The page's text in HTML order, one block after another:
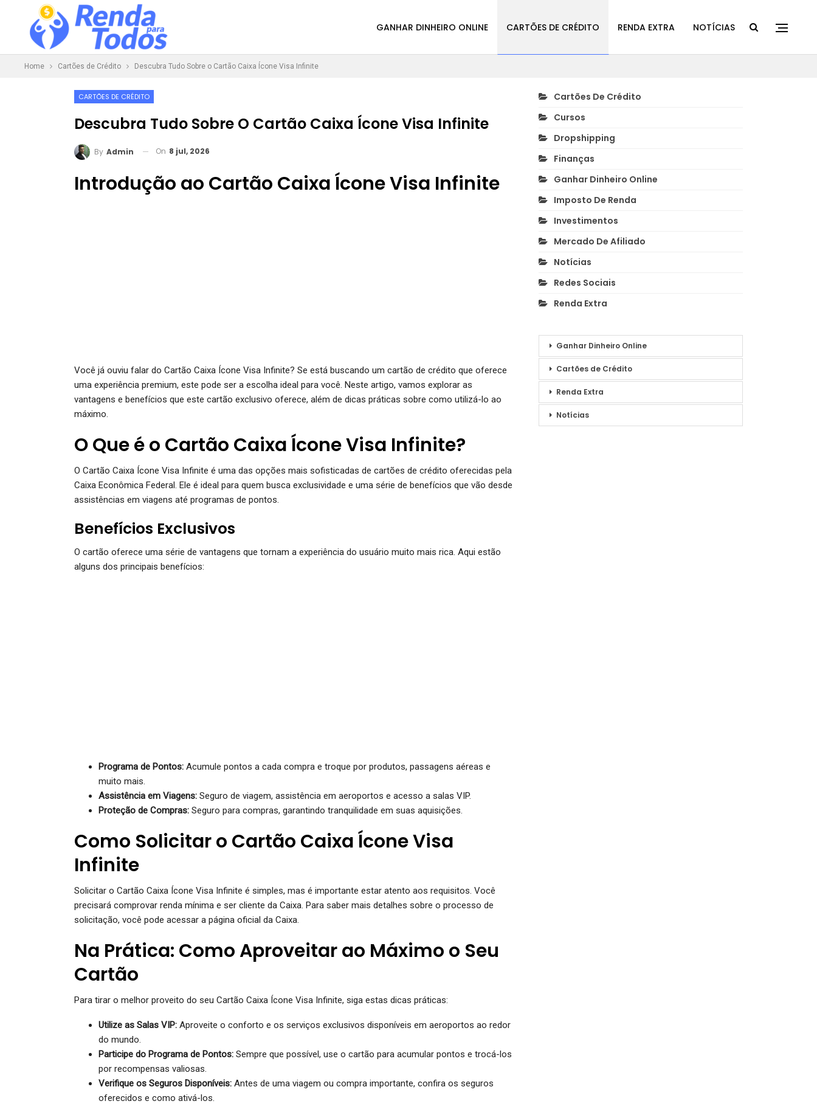
GANHAR DINHEIRO ONLINE CARTÕES DE CRÉDITO RENDA EXTRA NOTÍCIAS
Home Cartões de Crédito Descubra Tudo Sobre o Cartão Caixa Ícone Visa Infinite
CARTÕES DE CRÉDITO
Descubra Tudo Sobre O Cartão Caixa Ícone Visa Infinite
By Admin On 8 jul, 2026
Introdução ao Cartão Caixa Ícone Visa Infinite
Você já ouviu falar do Cartão Caixa Ícone Visa Infinite? Se está buscando um cartão de crédito que oferece
uma experiência premium, este pode ser a escolha ideal para você. Neste artigo, vamos explorar as
vantagens e benefícios que este cartão exclusivo oferece, além de dicas práticas sobre como utilizá-lo ao
máximo.
O Que é o Cartão Caixa Ícone Visa Infinite?
O Cartão Caixa Ícone Visa Infinite é uma das opções mais sofisticadas de cartões de crédito oferecidas pela
Caixa Econômica Federal. Ele é ideal para quem busca exclusividade e uma série de benefícios que vão desde
assistências em viagens até programas de pontos.
Benefícios Exclusivos
O cartão oferece uma série de vantagens que tornam a experiência do usuário muito mais rica. Aqui estão
alguns dos principais benefícios:
Programa de Pontos: Acumule pontos a cada compra e troque por produtos, passagens aéreas e
muito mais.
Assistência em Viagens: Seguro de viagem, assistência em aeroportos e acesso a salas VIP.
Proteção de Compras: Seguro para compras, garantindo tranquilidade em suas aquisições.
Como Solicitar o Cartão Caixa Ícone Visa
Infinite
Solicitar o Cartão Caixa Ícone Visa Infinite é simples, mas é importante estar atento aos requisitos. Você
precisará comprovar renda mínima e ser cliente da Caixa. Para saber mais detalhes sobre o processo de
solicitação, você pode acessar a página oficial da Caixa.
Na Prática: Como Aproveitar ao Máximo o Seu
Cartão
Para tirar o melhor proveito do seu Cartão Caixa Ícone Visa Infinite, siga estas dicas práticas:
Utilize as Salas VIP: Aproveite o conforto e os serviços exclusivos disponíveis em aeroportos ao redor
do mundo.
Participe do Programa de Pontos: Sempre que possível, use o cartão para acumular pontos e trocá-los
por recompensas valiosas.
Verifique os Seguros Disponíveis: Antes de uma viagem ou compra importante, confira os seguros
oferecidos e como ativá-los.
Cartões De Crédito
Cursos
Dropshipping
Finanças
Ganhar Dinheiro Online
Imposto De Renda
Investimentos
Mercado De Afiliado
Notícias
Redes Sociais
Renda Extra
Ganhar Dinheiro Online
Cartões de Crédito
Renda Extra
Notícias